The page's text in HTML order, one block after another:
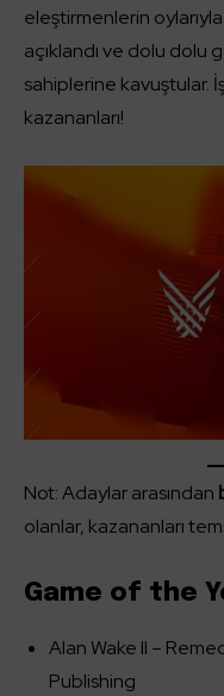
eleştirmenlerin
açıklandı ve dolu dolu
sahiplerine kavuştular.
kazananları!
Not: Adaylar arasından
olanlar, kazananları
Game of the
Alan Wake II –
Publishing